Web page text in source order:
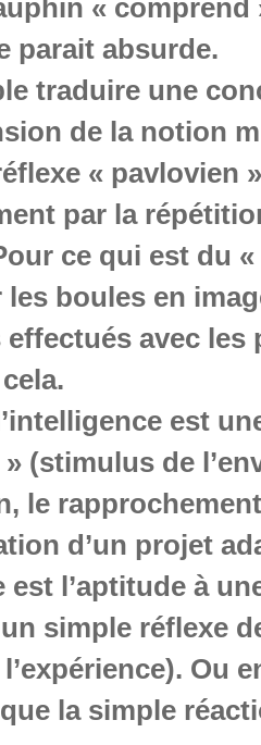
« comprend
parait absurde.
traduire une
de la notion
« pavlovien
par la
ce qui est du
boules en
avec les
est
(stimulus de
le
d’un projet
est l’aptitude à
simple réflexe
Ou
la simple